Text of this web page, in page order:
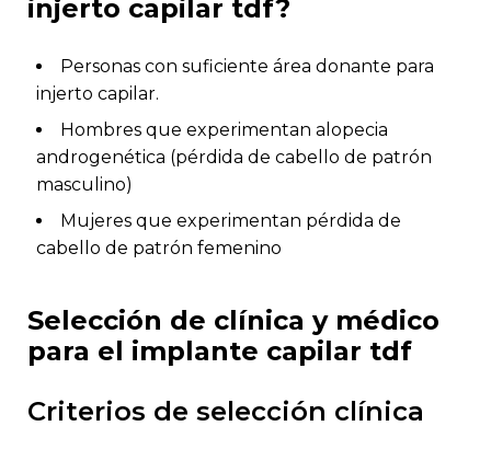
injerto capilar tdf?
personas con suficiente área donante para
injerto capilar.
hombres que experimentan alopecia
androgenética (pérdida de cabello de patrón
masculino)
mujeres que experimentan pérdida de
cabello de patrón femenino
selección de clínica y médico
para el implante capilar tdf
criterios de selección clínica